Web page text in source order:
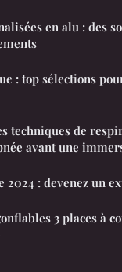
en alu : des
: top sélections
techniques de
avant une
2024 : devenez un
3 places à